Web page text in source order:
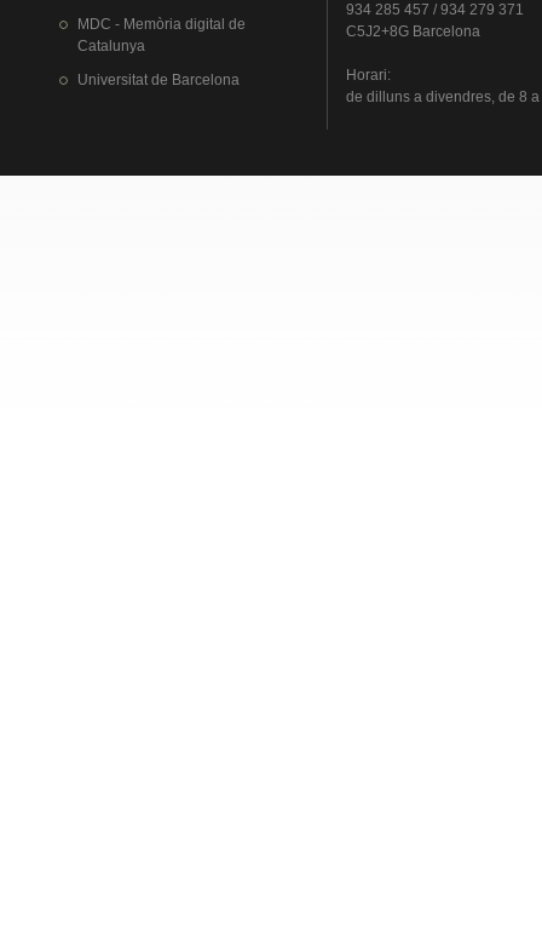
MDC - Memòria digital de
Catalunya
Universitat de Barcelona
934 285 457 / 934 279 371
C5J2+8G Barcelona
Horari:
de dillunsa divendres, de 8